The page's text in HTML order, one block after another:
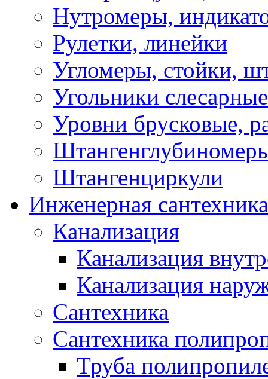
Нутромеры,
Рулетки, линейки
Угломеры, стойки,
Угольники слесарные
Уровни брусковые,
Штангенциркули
Инженерная сантехника
Канализация
Канализация
Канализация
Сантехника
Сантехника
Труба